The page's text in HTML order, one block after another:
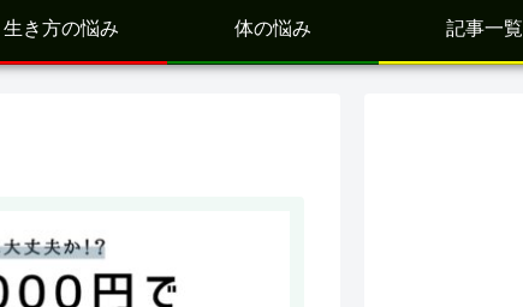
生き方の悩み 体の悩み 記事一覧